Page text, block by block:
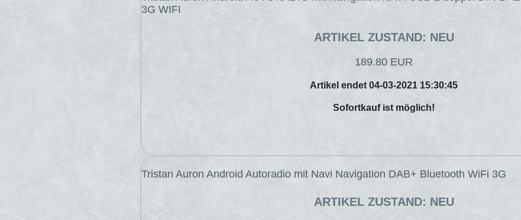
3G WIFI
ARTIKEL ZUSTAND: NEU
189.80 EUR
Artikel endet 04-03-2021 15:30:45
Sofortkauf ist möglich!
Tristan Auron Android Autoradio mit Navi Navigation DAB+ Bluetooth WiFi 3G
ARTIKEL ZUSTAND: NEU